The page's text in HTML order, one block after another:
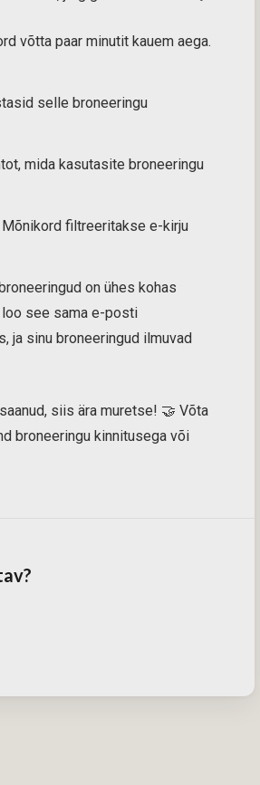
võtta paar minutit kauem aega.
selle broneeringu
mida kasutasite broneeringu
filtreeritakse e-kirju
on ühes kohas
see sama e-posti
ja sinu broneeringud ilmuvad
siis ära muretse! 🤝 Võta
broneeringu kinnitusega või